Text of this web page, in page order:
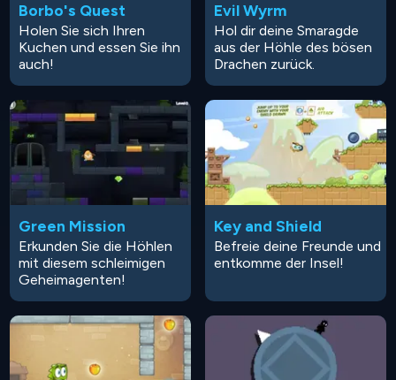
Borbo's Quest
Holen Sie sich Ihren
Kuchen und essen Sie ihn
auch!
Evil Wyrm
Hol dir deine Smaragde
aus der Höhle des bösen
Drachen zurück.
Green Mission
Erkunden Sie die Höhlen
mit diesem schleimigen
Geheimagenten!
Key and Shield
Befreie deine Freunde und
entkomme der Insel!